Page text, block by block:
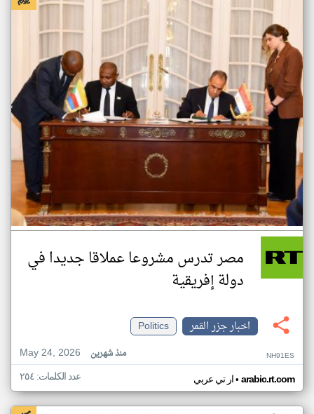
مصر تدرس مشروعا عملاقا جديدا في
دولة إفريقية
اخبار جزر القمر
Politics
May 24, 2026
منذ شهرين NH91ES
ار تي عربي• arabic.rt.com عدد الكلمات: ٢٥٤